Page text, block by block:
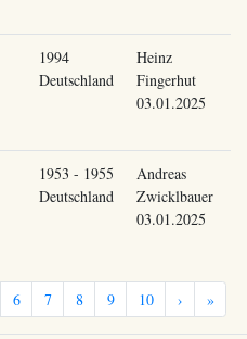
1994
Deutschland
Heinz
Fingerhut
03.01.2025
1953 - 1955
Deutschland
Andreas
Zwicklbauer
03.01.2025
6 7 8 9 10 › »